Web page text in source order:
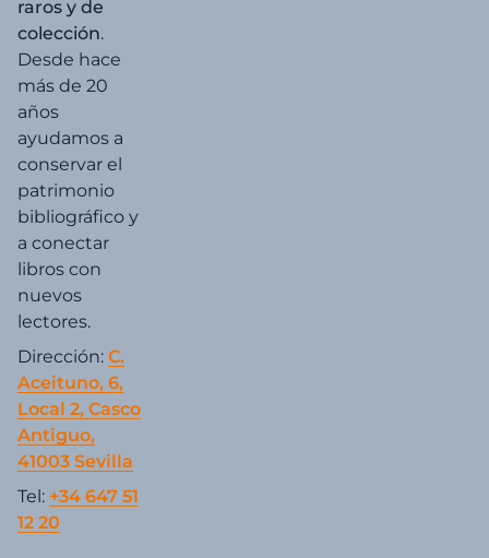
raros y de
colección.
Desde hace
más de 20
años
ayudamos a
conservar el
patrimonio
bibliográfico y
a conectar
libros con
nuevos
lectores.
Dirección: C.
Aceituno, 6,
Local 2, Casco
Antiguo,
41003 Sevilla
Tel: +34 647 51
12 20